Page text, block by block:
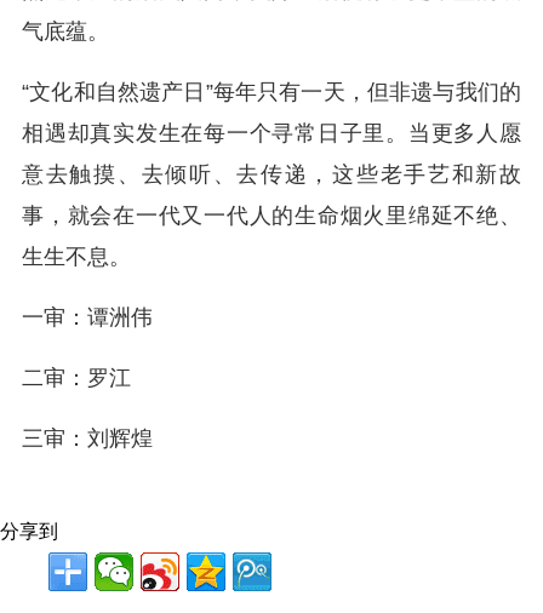
气底蕴。
“文化和自然遗产日”每年只有一天，但非遗与我们的
相遇却真实发生在每一个寻常日子里。当更多人愿
意去触摸、去倾听、去传递，这些老手艺和新故
事，就会在一代又一代人的生命烟火里绵延不绝、
生生不息。
一审：谭洲伟
二审：罗江
三审：刘辉煌
分享到